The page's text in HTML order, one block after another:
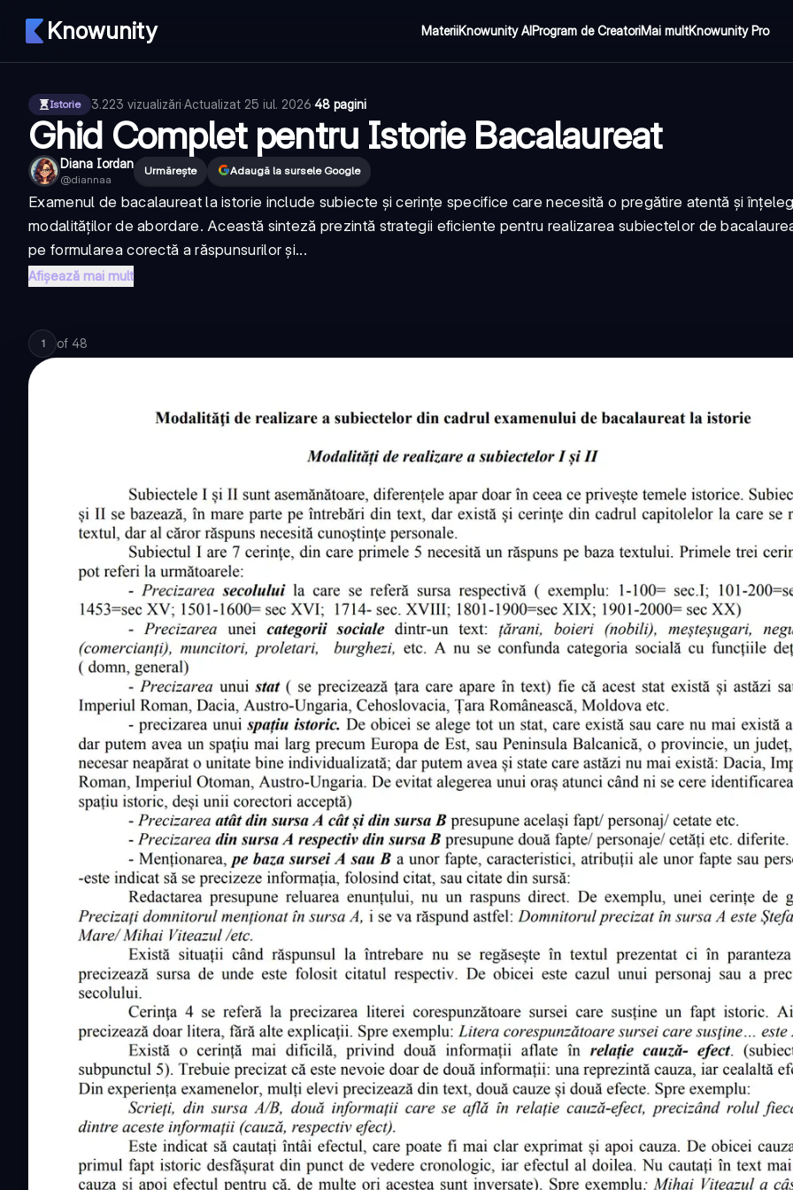
Knowunity MateriiKnowunity AIProgram de CreatoriMai multKnowunity Pro
Istorie 3.223 vizualizări·Actualizat 25 iul. 2026·48 pagini
Ghid Complet pentru Istorie Bacalaureat
Diana Iordan
@diannaa
Urmărește Adaugă la sursele Google
Examenul de bacalaureat la istorie include subiecte și cerințe specifice care necesită o pregătire atentă și
modalităților de abordare. Această sinteză prezintă strategii eficiente pentru realizarea subiectelor de
pe formularea corectă a răspunsurilor și...
Afișează mai mult
1 of 48